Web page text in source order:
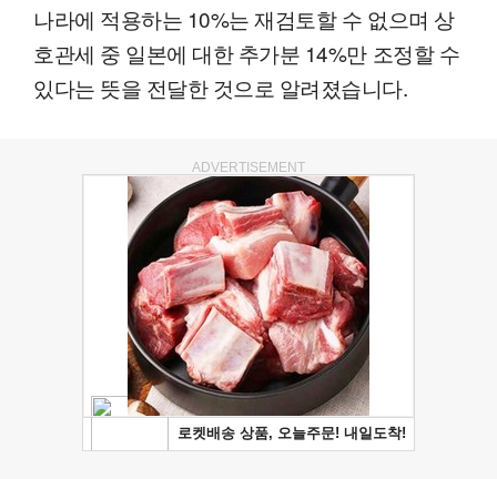
나라에 적용하는 10%는 재검토할 수 없으며 상
호관세 중 일본에 대한 추가분 14%만 조정할 수
있다는 뜻을 전달한 것으로 알려졌습니다.
ADVERTISEMENT